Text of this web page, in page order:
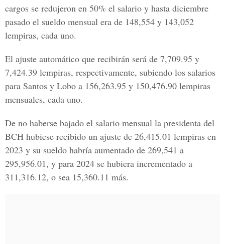
cargos se redujeron en 50% el salario y hasta diciembre
pasado el sueldo mensual era de 148,554 y 143,052
lempiras, cada uno.
El ajuste automático que recibirán será de 7,709.95 y
7,424.39 lempiras, respectivamente, subiendo los salarios
para Santos y Lobo a 156,263.95 y 150,476.90 lempiras
mensuales, cada uno.
De no haberse bajado el salario mensual la presidenta del
BCH hubiese recibido un ajuste de 26,415.01 lempiras en
2023 y su sueldo habría aumentado de 269,541 a
295,956.01, y para 2024 se hubiera incrementado a
311,316.12, o sea 15,360.11 más.